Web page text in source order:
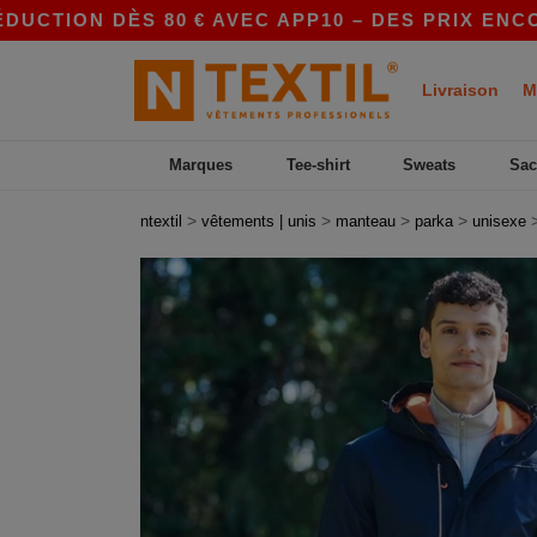
DÈS 80 € AVEC APP10 – DES PRIX ENCORE
Livraison
Marques Tee-shirt Sweats
ntextil > vêtements | unis > manteau > parka > unisexe